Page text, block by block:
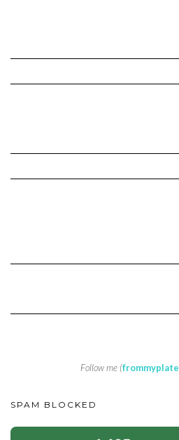
Follow me (frommyplate
SPAM BLOCKED